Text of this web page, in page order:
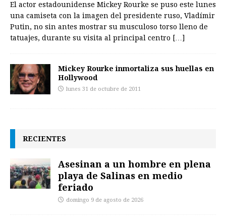
El actor estadounidense Mickey Rourke se puso este lunes
una camiseta con la imagen del presidente ruso, Vladímir
Putin, no sin antes mostrar su musculoso torso lleno de
tatuajes, durante su visita al principal centro […]
Mickey Rourke inmortaliza sus huellas en
Hollywood
lunes 31 de octubre de 2011
RECIENTES
Asesinan a un hombre en plena
playa de Salinas en medio
feriado
domingo 9 de agosto de 2026